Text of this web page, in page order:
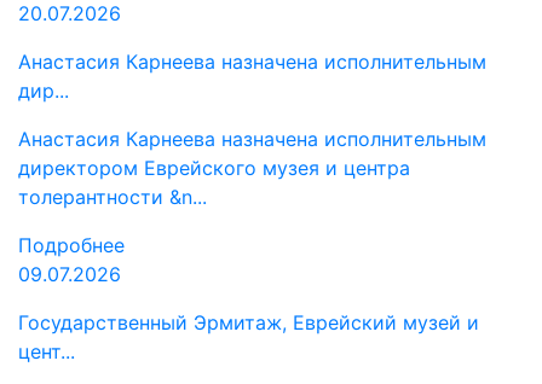
20.07.2026
Анастасия Карнеева назначена исполнительным
дир...
Анастасия Карнеева назначена исполнительным
директором Еврейского музея и центра
толерантности &n...
Подробнее
09.07.2026
Государственный Эрмитаж, Еврейский музей и
цент...